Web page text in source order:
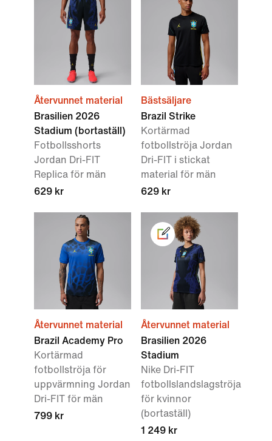
Återvunnet material
Brasilien 2026
Stadium (bortaställ)
Fotbollsshorts
Jordan Dri-FIT
Replica för män
629 kr
Bästsäljare
Brazil Strike
Kortärmad
fotbollströja Jordan
Dri-FIT i stickat
material för män
629 kr
Återvunnet material
Brazil Academy Pro
Kortärmad
fotbollströja för
uppvärmning Jordan
Dri-FIT för män
799 kr
Återvunnet material
Brasilien 2026
Stadium
Nike Dri-FIT
fotbollslandslagströja
för kvinnor
(bortaställ)
1 249 kr